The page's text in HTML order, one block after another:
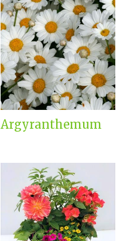
Argyranthemum